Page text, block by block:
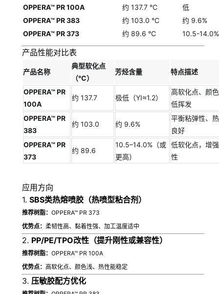
OPPERA™ PR 100A
约 137.7 °C
低
OPPERA™ PR 383
约 103.0 °C
约 9.6%
OPPERA™ PR 373
约 89.6 °C 10.5-14.0%
产品性能对比表
产品名称
典型软化点
（°C）
芳烃含量 特点描述
OPPERA™ PR
100A
约 137.7 极低（YI≈1.2）
高软化点、颜
低挥发
OPPERA™ PR
383
约 103.0 约 9.6%
平衡粘弹性、
良好
OPPERA™ PR
373
约 89.6
10.5–14.0%（或
更高）
低软化点，增
性
应用方向
1. SBS类热熔喷胶（热喷型粘合剂）
推荐树脂： OPPERA™ PR 373
优势点： 柔韧性高、黏着性强、加工温度适中
2. PP/PE/TPO改性（提升刚性或兼容性）
推荐树脂： OPPERA™ PR 100A
优势点： 高软化点、颜色浅、热性能稳定
3. 压敏胶配方优化